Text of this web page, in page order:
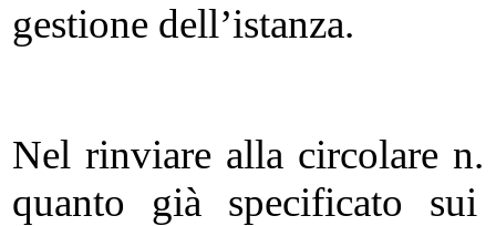
gestione dell’istanza.
Nel rinviare alla circolare
quanto già specificato